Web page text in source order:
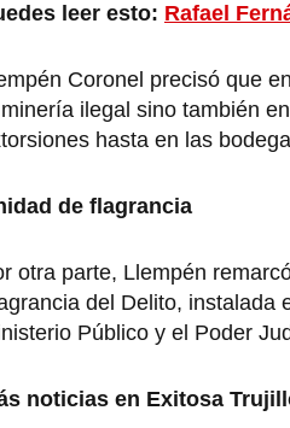
leer esto: Rafael
Coronel precisó que
minería ilegal sino también
hasta en las
de flagrancia
otra parte, Llempén
del Delito, instalada
Público y el Poder
noticias en Exitosa